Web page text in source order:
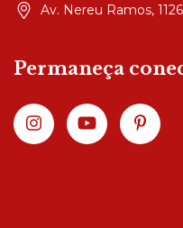
Av. Nereu Ramos,
Permaneça